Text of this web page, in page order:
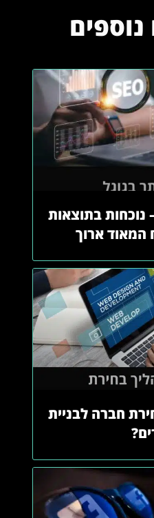
נוכחות בתוצאות
המאוד ארוך
חברה לבניית